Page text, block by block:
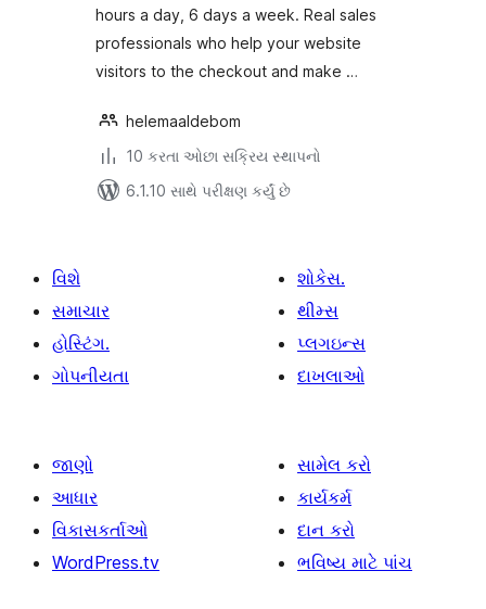
hours a day, 6 days a week. Real sales
professionals who help your website
visitors to the checkout and make …
helemaaldebom
10 કરતા ઓછા સક્રિય સ્થાપનો
6.1.10 સાથે પરીક્ષણ કર્યું છે
વિશે
સમાચાર
હોસ્ટિંગ.
ગોપનીયતા
શોકેસ.
થીમ્સ
પ્લગઇન્સ
દાખલાઓ
જાણો
આધાર
વિકાસકર્તાઓ
WordPress.tv
સામેલ કરો
કાર્યકર્મ
દાન કરો
ભવિષ્ય માટે પાંચ